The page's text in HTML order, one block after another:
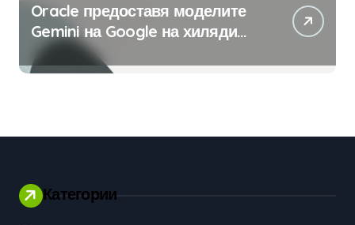
Oracle предоставя моделите
Gemini на Google на хиляди
клиенти на бизнес
приложения
Категории